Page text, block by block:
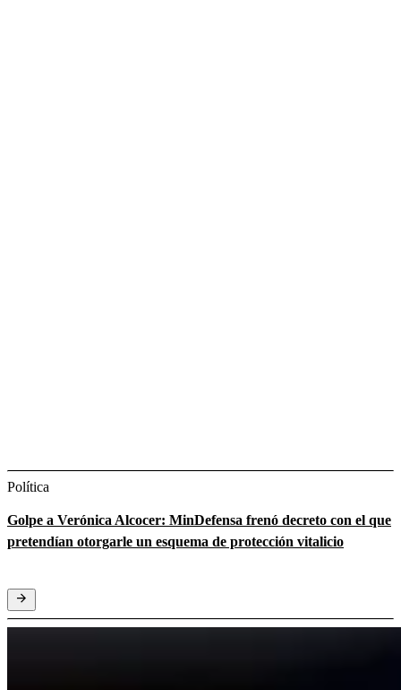
Política
Golpe a Verónica Alcocer: MinDefensa frenó decreto con el que
pretendían otorgarle un esquema de protección vitalicio